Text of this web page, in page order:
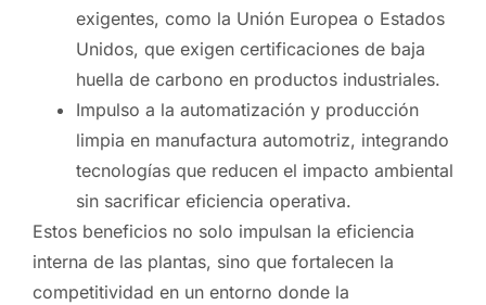
exigentes, como la Unión Europea o Estados
Unidos, que exigen certificaciones de baja
huella de carbono en productos industriales.
Impulso a la automatización y producción
limpia en manufactura automotriz, integrando
tecnologías que reducen el impacto ambiental
sin sacrificar eficiencia operativa.
Estos beneficios no solo impulsan la eficiencia
interna de las plantas, sino que fortalecen la
competitividad en un entorno donde la